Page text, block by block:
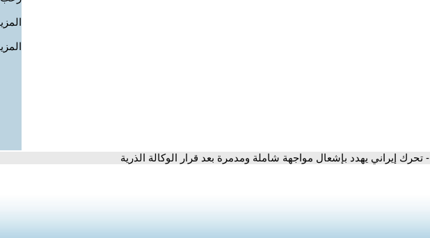
- تحرك إيراني يهدد بإشعال مواجهة شاملة ومدمرة بعد قرار الوكالة الذرية